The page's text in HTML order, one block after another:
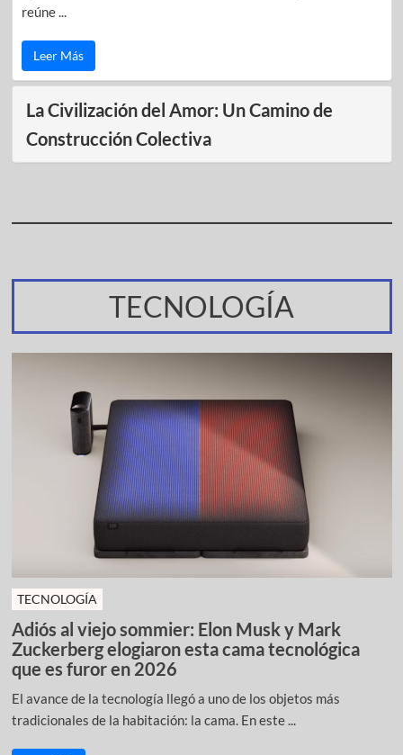
reúne ...
Leer Más
La Civilización del Amor: Un Camino de
Construcción Colectiva
TECNOLOGÍA
TECNOLOGÍA
Adiós al viejo sommier: Elon Musk y Mark
Zuckerberg elogiaron esta cama tecnológica
que es furor en 2026
El avance de la tecnología llegó a uno de los objetos más
tradicionales de la habitación: la cama. En este ...